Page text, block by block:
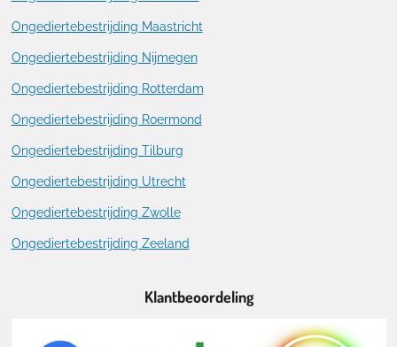
Ongediertebestrijding Maastricht
Ongediertebestrijding Nijmegen
Ongediertebestrijding Rotterdam
Ongediertebestrijding Roermond
Ongediertebestrijding Tilburg
Ongediertebestrijding Utrecht
Ongediertebestrijding Zwolle
Ongediertebestrijding Zeeland
Klantbeoordeling